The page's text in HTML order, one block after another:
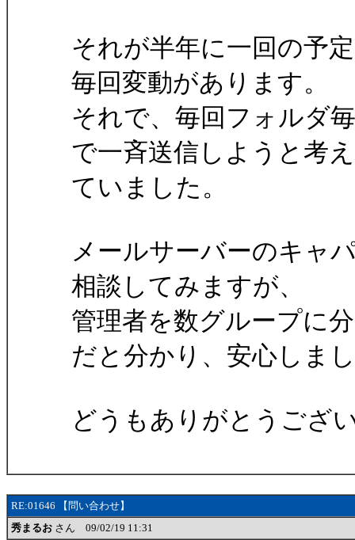
それが半年に一回の予
毎回変動があります。
それで、毎回フォルダ
で一斉送信しようと考え
ていました。
メールサーバーのキャ
相談してみますが、
管理者を数グループに
だと分かり、安心しま
どうもありがとうござ
RE:01646 【問い合わせ】
秀まるお さん 09/02/19 11:31